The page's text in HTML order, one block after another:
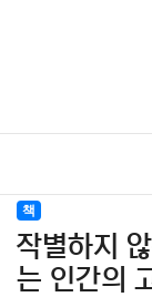
책
작별하지
는 인간의